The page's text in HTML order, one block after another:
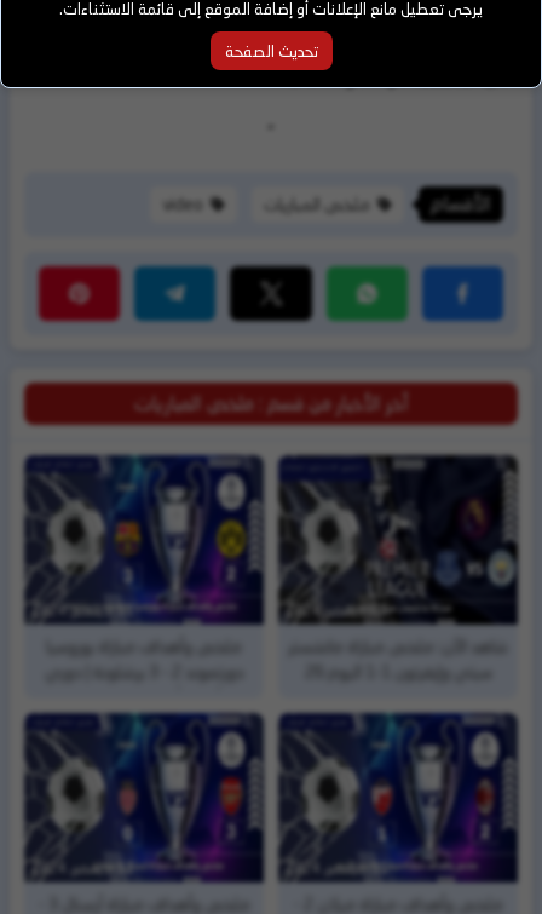
الحفاظ على صدارتها والتأهل إلى الأدوار المتقدمة. وقد كان
أحد أبرز اللاعبين مؤخرًا، حيث قاد البرتغال لفوز قاتل
في الجولة الثانية.
الأقسام ملخص المباريات video
أخر الأخبار من قسم : ملخص المباريات
25, ديسمبر, 2024
شاهد الآن: ملخص مباراة مانشستر
الناقلة
11, ديسمبر, 2024
ملخص وأهداف مباراة بوروسيا
دورتموند 2 - 3 برشلونة | دوري
11, ديسمبر, 2024 11, ديسمبر, 2024
يرجى تعطيل مانع الإعلانات أو إضافة الموقع إلى قائمة الاستثناءات.
تحديث الصفحة